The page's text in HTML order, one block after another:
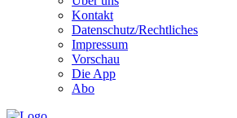
Kontakt
Datenschutz/Rechtliches
Impressum
Vorschau
Die App
Abo